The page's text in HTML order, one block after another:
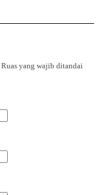
Ruas yang wajib ditandai